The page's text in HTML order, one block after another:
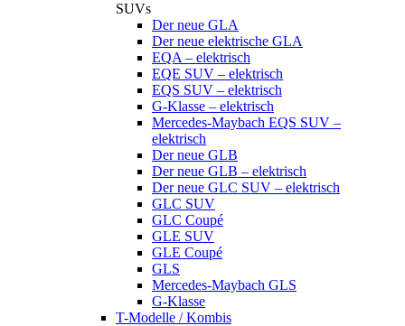
SUVs
Der neue GLA
Der neue elektrische GLA
EQA – elektrisch
EQE SUV – elektrisch
EQS SUV – elektrisch
G-Klasse – elektrisch
Mercedes-Maybach EQS SUV –
elektrisch
Der neue GLB
Der neue GLB – elektrisch
Der neue GLC SUV – elektrisch
GLC SUV
GLC Coupé
GLE SUV
GLE Coupé
GLS
Mercedes-Maybach GLS
G-Klasse
T-Modelle / Kombis